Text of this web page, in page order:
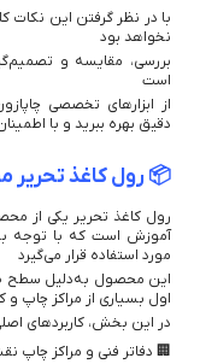
با در نظر گرفتن این نکات
نخواهد بود
بررسی، مقایسه و
است
از ابزارهای تخصصی
دقیق بهره ببرید و با
📦 رول کاغذ تحریر
رول کاغذ تحریر یکی از
آموزش است که با توجه
مورد استفاده قرار می‌گیرد
این محصول به‌دلیل سطح
اول بسیاری از مراکز چاپ
در این بخش، کاربردهای
🏢 دفاتر فنی و مراکز چاپ